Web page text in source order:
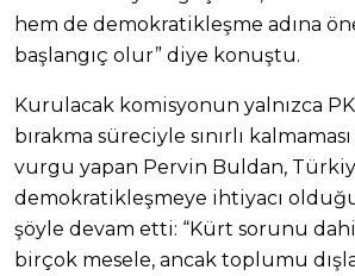
hem de demokratikleşme adına
başlangıç olur” diye konuştu.
Kurulacak komisyonun yalnızca
bırakma süreciyle sınırlı
vurgu yapan Pervin Buldan,
demokratikleşmeye ihtiyacı
şöyle devam etti: “Kürt sorunu
birçok mesele, ancak toplumu